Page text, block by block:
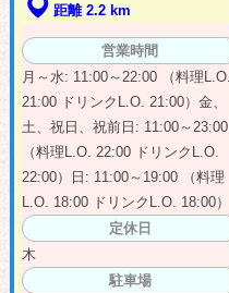
距離 2.2 km
営業時間
月～水: 11:00～22:00 （料理L.O.
21:00 ドリンクL.O. 21:00）金、
土、祝日、祝前日: 11:00～23:00
（料理L.O. 22:00 ドリンクL.O.
22:00）日: 11:00～19:00 （料理
L.O. 18:00 ドリンクL.O. 18:00）
定休日
木
駐車場